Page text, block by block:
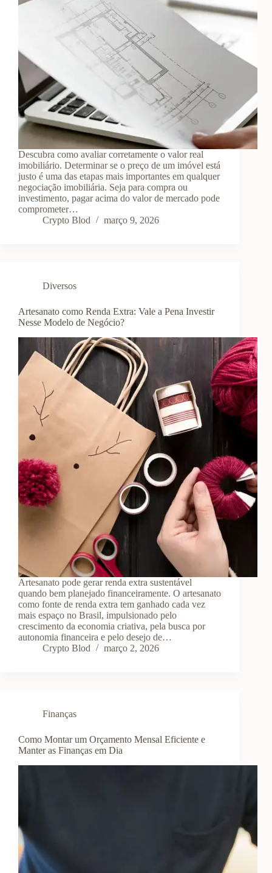
Descubra como avaliar corretamente o valor real
imobiliário. Determinar se o preço de um imóvel está
justo é uma das etapas mais importantes em qualquer
negociação imobiliária. Seja para compra ou
investimento, pagar acima do valor de mercado pode
comprometer…
Crypto Blod
março 9, 2026
Diversos
Artesanato como Renda Extra: Vale a Pena Investir
Nesse Modelo de Negócio?
Artesanato pode gerar renda extra sustentável
quando bem planejado financeiramente. O artesanato
como fonte de renda extra tem ganhado cada vez
mais espaço no Brasil, impulsionado pelo
crescimento da economia criativa, pela busca por
autonomia financeira e pelo desejo de…
Crypto Blod
março 2, 2026
Finanças
Como Montar um Orçamento Mensal Eficiente e
Manter as Finanças em Dia